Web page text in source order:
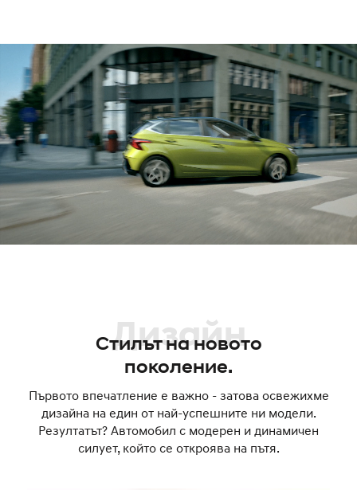
Дизайн
Стилът на новото
поколение.
Първото впечатление е важно - затова освежихме
дизайна на един от най-успешните ни модели.
Резултатът? Автомобил с модерен и динамичен
силует, който се откроява на пътя.